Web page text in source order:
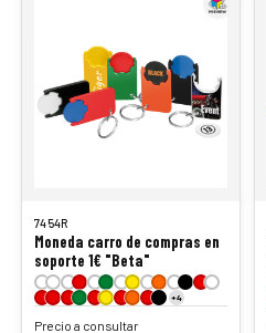
7454R
Moneda carro de compras en
soporte 1€ "Beta"
+4
Precio a consultar